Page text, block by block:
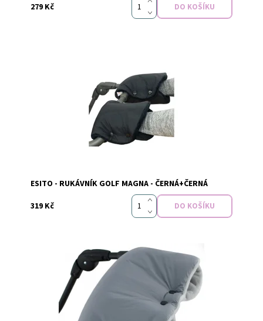
279 Kč
Skladem
Značka: Esito
ESITO - RUKÁVNÍK GOLF MAGNA - ČERNÁ+ČERNÁ
319 Kč
Dostupnost: Skladem